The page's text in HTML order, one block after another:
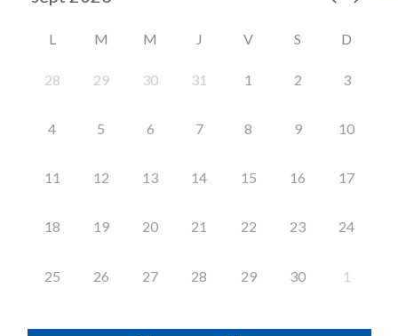
L M M J V S D
28 29 30 31 1 2 3
4 5 6 7 8 9 10
11 12 13 14 15 16 17
18 19 20 21 22 23 24
25 26 27 28 29 30 1